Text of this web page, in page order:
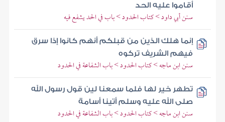
أقاموا عليه الحد
سنن أبي داود > كتاب الحدود > باب في الحد يشفع فيه
إنما هلك الذين من قبلكم أنهم كانوا إذا سرق
فيهم الشريف تركوه
سنن ابن ماجه > كتاب الحدود > باب الشفاعة في الحدود
تطهر خير لها فلما سمعنا لين قول رسول الله
صلى الله عليه وسلم أتينا أسامة
سنن ابن ماجه > كتاب الحدود > باب الشفاعة في الحدود